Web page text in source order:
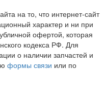
на то, что интернет-сайт
характер и ни при
офертой, которая
кодекса РФ. Для
о наличии запчастей и
формы связи или по